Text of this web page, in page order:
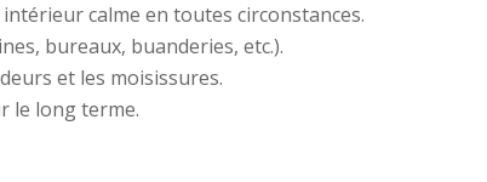
calme en toutes circonstances.
bureaux, buanderies, etc.).
et les moisissures.
le long terme.